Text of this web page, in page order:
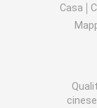
Borse
Geotessuto
Controllo
Casa